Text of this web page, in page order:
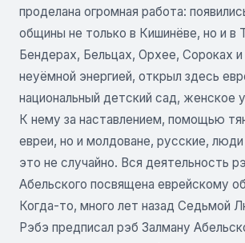
проделана огромная работа:
общины не только в Кишинёве, но и в
Бендерах, Бельцах, Орхее, Сороках и
неуёмной энергией, открыл здесь
национальный детский сад, женское
К нему за наставлением, помощью
евреи, но и молдоване, русские,
это не случайно. Вся деятельность
Абельского посвящена еврейскому
Когда-то, много лет назад Седьмой
Рэбэ предписал рэб Залману